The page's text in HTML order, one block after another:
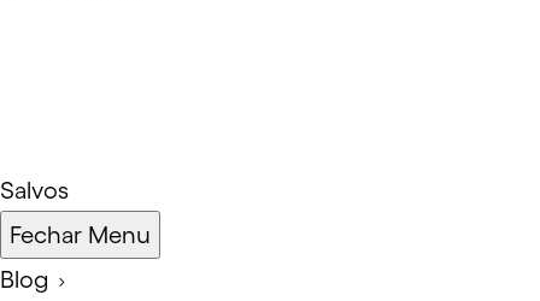
Salvos
Fechar Menu
Blog